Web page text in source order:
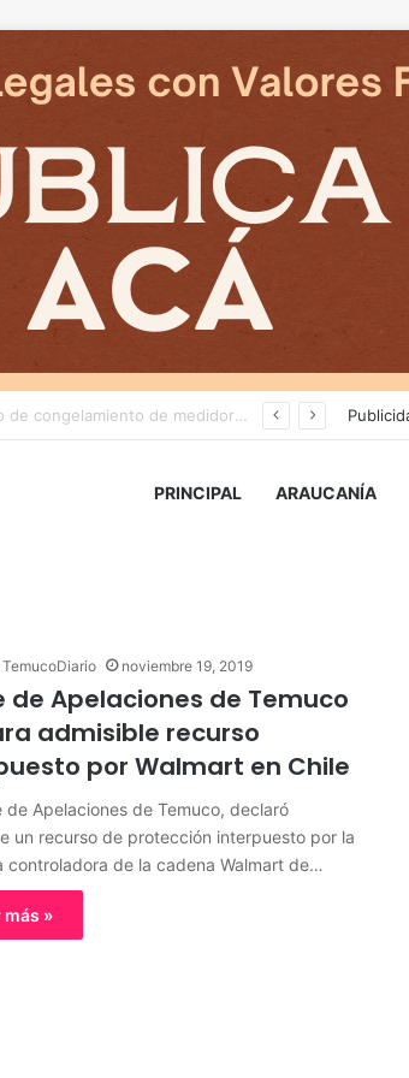
Deportes Temuco termina relación contractual con Arturo Sanhueza tras derrota ante Copiapó
PRINCIPAL ARAUCANÍA
TemucoDiario noviembre 19, 2019
de Apelaciones de Temuco
admisible recurso
por Walmart en Chile
de Apelaciones de Temuco, declaró
un recurso de protección interpuesto por la
controladora de la cadena Walmart de…
más »